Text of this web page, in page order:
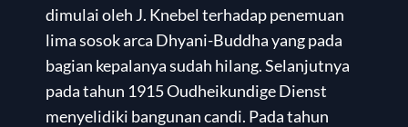
dimulai oleh J. Knebel terhadap penemuan
lima sosok arca Dhyani-Buddha yang pada
bagian kepalanya sudah hilang. Selanjutnya
pada tahun 1915 Oudheikundige Dienst
menyelidiki bangunan candi. Pada tahun